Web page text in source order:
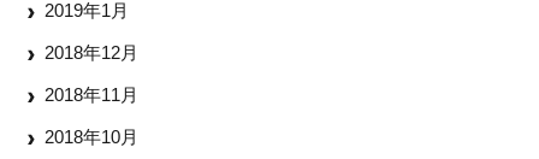
2019年1月
2018年12月
2018年11月
2018年10月